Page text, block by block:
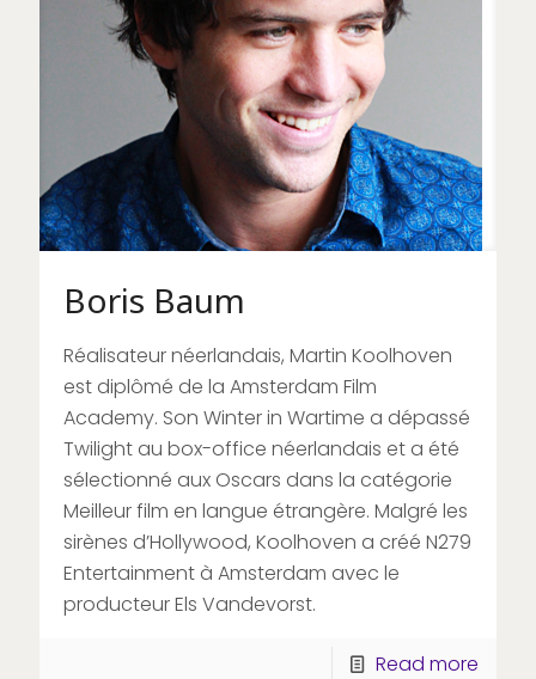
Boris Baum
Réalisateur néerlandais, Martin Koolhoven
est diplômé de la Amsterdam Film
Academy. Son Winter in Wartime a dépassé
Twilight au box-office néerlandais et a été
sélectionné aux Oscars dans la catégorie
Meilleur film en langue étrangère. Malgré les
sirènes d’Hollywood, Koolhoven a créé N279
Entertainment à Amsterdam avec le
producteur Els Vandevorst.
Read more